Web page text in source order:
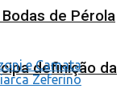
definição da
de Pérola